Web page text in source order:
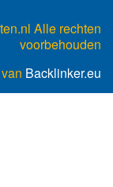
Alle rechten
voorbehouden
Backlinker.eu